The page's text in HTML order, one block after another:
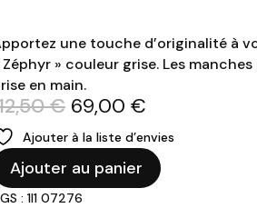
une touche d’originalité à
Zéphyr » couleur grise. Les
en main.
€ Le
initial
était :
112,50 €.
69,00 €
actuel
est :
69,00 €.
Ajouter à la liste d’envies
Ajouter au panier
: 1I1 07276